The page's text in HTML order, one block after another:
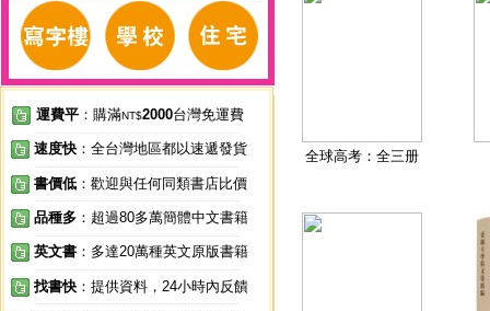
運費平 ：購滿NT$2000台灣免運費
速度快 ：全台灣地區都以速遞發貨
書價低 ：歡迎與任何同類書店比價
品種多 ：超過80多萬簡體中文書籍
英文書 ：多達20萬種英文原版書籍
找書快 ：提供資料，24小時內反饋
全球高考：全三册